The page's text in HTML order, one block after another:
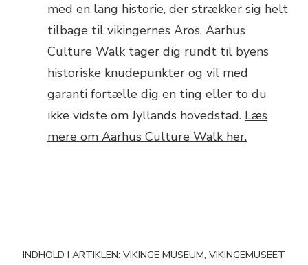
med en lang historie, der strækker sig helt
tilbage til vikingernes Aros. Aarhus
Culture Walk tager dig rundt til byens
historiske knudepunkter og vil med
garanti fortælle dig en ting eller to du
ikke vidste om Jyllands hovedstad. Læs
mere om Aarhus Culture Walk her.
INDHOLD I ARTIKLEN: VIKINGE MUSEUM, VIKINGEMUSEET